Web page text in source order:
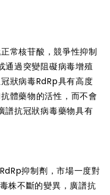
常核苷酸，競爭性抑制
通過突變阻礙病毒增殖
狀病毒RdRp具有高度
體藥物的活性，而不會
譜抗冠狀病毒藥物具有
抑制劑，市場一度對
株不斷的變異，廣譜抗